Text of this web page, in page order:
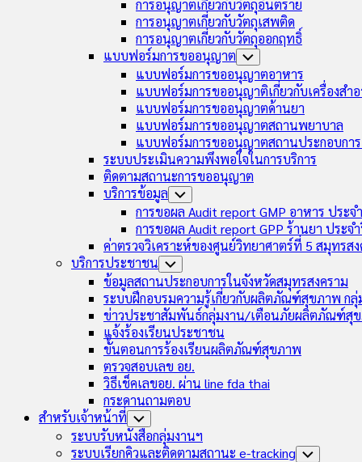
การอนุญาตเกี่ยวกับวัตถุอันตราย
การอนุญาตเกี่ยวกับวัตถุเสพติด
การอนุญาตเกี่ยวกับวัตถุออกฤทธิ์
แบบฟอร์มการขออนุญาต Toggle
Child
Menu
แบบฟอร์มการขออนุญาตอาหาร
แบบฟอร์มการขออนุญาติเกี่ยวกับเครื่องสำอ
แบบฟอร์มการขออนุญาตด้านยา
แบบฟอร์มการขออนุญาตสถานพยาบาล
แบบฟอร์มการขออนุญาตสถานประกอบกา
ระบบประเมินความพึงพอใจในการบริการ
ติดตามสถานะการขออนุญาต
บริการข้อมูล Toggle
Child
Menu
การขอผล Audit report GMP อาหาร ประจ
การขอผล Audit report GPP ร้านยา ประจ
ค่าตรวจวิเคราะห์ของศูนย์วิทยาศาตร์ที่ 5 สมุทรสง
บริการประชาชน Toggle
Child
Menu
ข้อมูลสถานประกอบการในจังหวัดสมุทรสงคราม
ระบบฝึกอบรมความรู้เกี่ยวกับผลิตภัณฑ์สุขภาพ ก
ข่าวประชาสัมพันธ์กลุ่มงาน/เตือนภัยผลิตภัณฑ์สุ
แจ้งร้องเรียนประชาชน
ขั้นตอนการร้องเรียนผลิตภัณฑ์สุขภาพ
ตรวจสอบเลข อย.
วิธีเช็คเลขอย. ผ่าน line fda thai
กระดานถามตอบ
สำหรับเจ้าหน้าที่ Toggle
Child
Menu
ระบบรับหนังสือกลุ่มงานฯ
ระบบเรียกคิวและติดตามสถานะ e-tracking Toggle